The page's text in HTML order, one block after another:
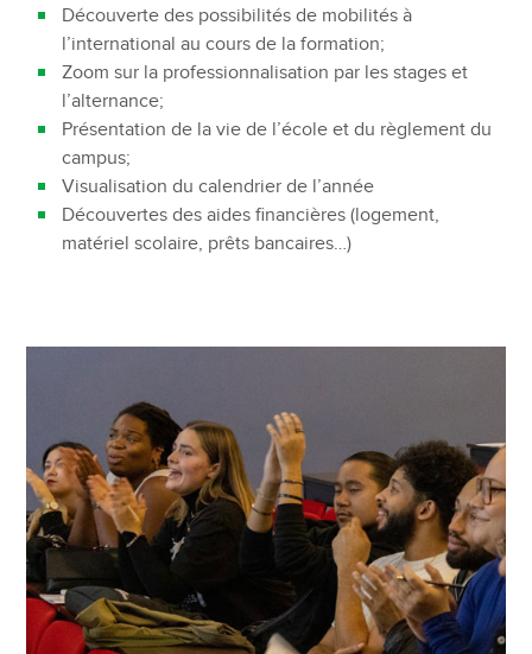
Découverte des possibilités de mobilités à
l’international au cours de la formation;
Zoom sur la professionnalisation par les stages et
l’alternance;
Présentation de la vie de l’école et du règlement du
campus;
Visualisation du calendrier de l’année
Découvertes des aides financières (logement,
matériel scolaire, prêts bancaires…)